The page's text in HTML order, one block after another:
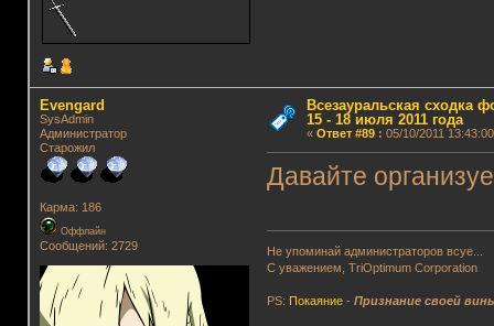
Evengard
SysAdmin
Администратор
Старожил
Карма: 186
Оффлайн
Сообщений: 2729
Всезауральская сходка
15 - 18 июля 2011 года
« Ответ #89: 05/10/2011
Давайте
Не упоминай администраторов всуе...
С уважением, TriOptimum Corporation
PS: Покаяние -Признание своей